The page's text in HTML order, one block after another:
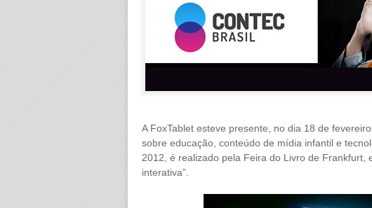
A FoxTablet esteve presente, no dia 18 de
sobre educação, conteúdo de mídia infantil e
2012, é realizado pela Feira do Livro de Frankfurt,
interativa”.